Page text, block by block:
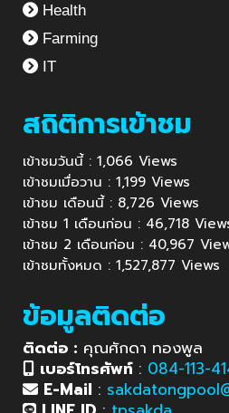
Health
Farming
IT
สถิติการเข้าชม
เข้าชมวันนี้ : 1,066 Views
เข้าชมเมื่อวาน : 1,199 Views
เข้าชม เดือนนี้ : 8,726 Views
เข้าชม 1 เดือนก่อน : 46,718
เข้าชม 2 เดือนก่อน : 40,967
เข้าชมทั้งหมด : 1,527,877 Views
ข้อมูลติดต่อ
ติดต่อ : คุณศักดา ทองพูล
เบอร์โทรศัพท์ : 084-113-
E-Mail :